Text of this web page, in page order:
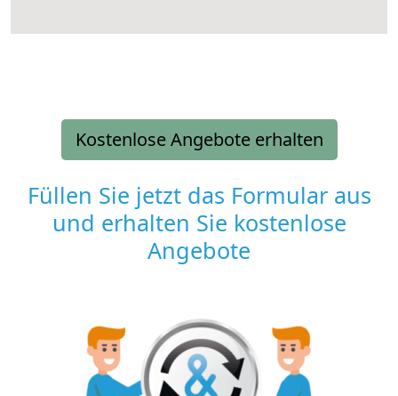
Kostenlose Angebote erhalten
Füllen Sie jetzt das Formular aus
und erhalten Sie kostenlose
Angebote